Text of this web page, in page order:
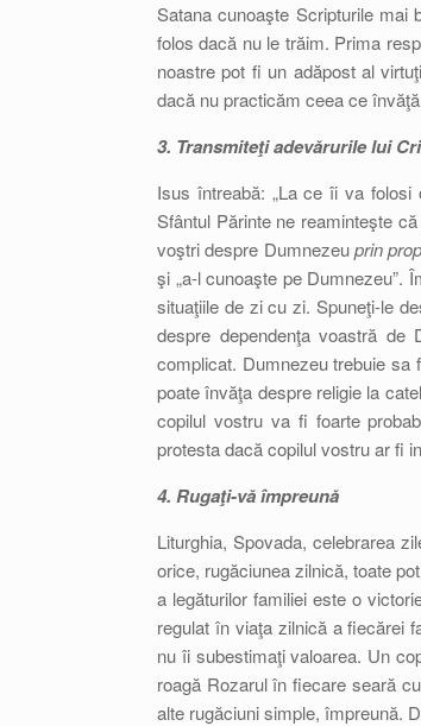
Satana cunoaşte Scripturile mai
folos dacă nu le trăim. Prima
noastre pot fi un adăpost al
dacă nu practicăm ceea ce
3. Transmiteţi adevărurile lui
Isus întreabă: „La ce îi va
Sfântul Părinte ne reaminteşte
voştri despre Dumnezeuprin
şi „a-l cunoaşte pe Dumnezeu”.
situaţiile de zi cu zi. Spuneţi-le
despre dependenţa voastră
complicat. Dumnezeu trebuie sa
poate învăţa despre religie la
copilul vostru va fi foarte
protesta dacă copilul vostru ar fi
4. Rugaţi-vă împreună
Liturghia, Spovada, celebrarea
orice, rugăciunea zilnică, toate
a legăturilor familiei este o
regulat în viaţa zilnică a fiecărei
nu îi subestimaţi valoarea. Un
roagă Rozarul în fiecare seară
alte rugăciuni simple, împreună.